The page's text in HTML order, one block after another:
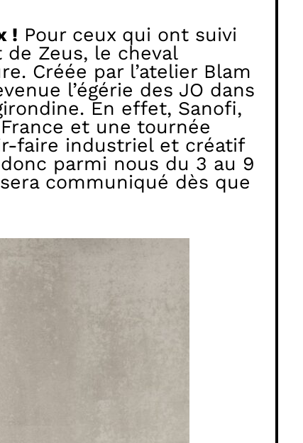
! Pour ceux qui ont suivi
de Zeus, le cheval
Créée par l’atelier Blam
l’égérie des JO dans
En effet, Sanofi,
et une tournée
faire industriel et créatif
parmi nous du 3 au 9
communiqué dès que